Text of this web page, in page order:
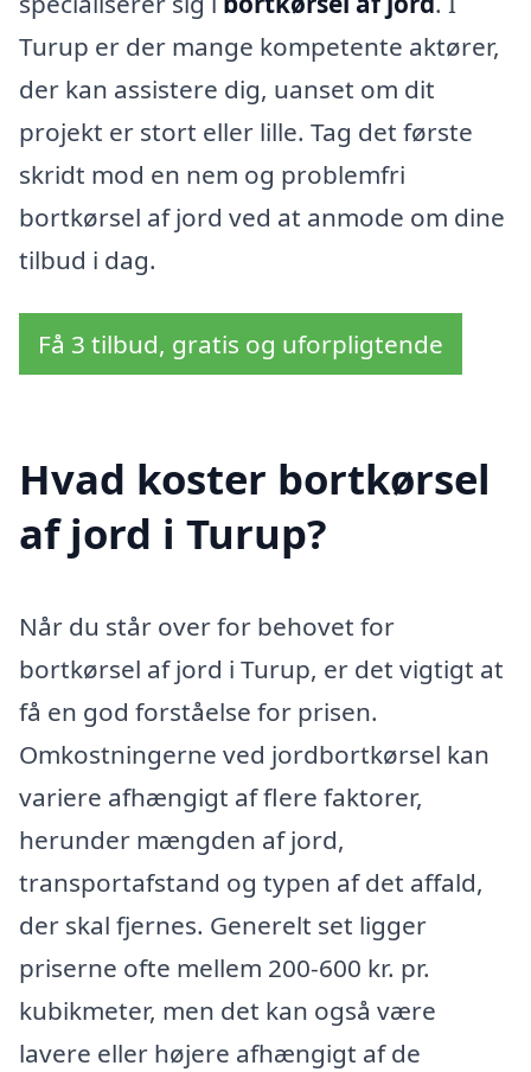
Turup er der mange kompetente aktører,
der kan assistere dig, uanset om dit
projekt er stort eller lille. Tag det første
skridt mod en nem og problemfri
bortkørsel af jord ved at anmode om dine
tilbud i dag.
Få 3 tilbud, gratis og uforpligtende
Hvad koster bortkørsel
af jord i Turup?
Når du står over for behovet for
bortkørsel af jord i Turup, er det vigtigt at
få en god forståelse for prisen.
Omkostningerne ved jordbortkørsel kan
variere afhængigt af flere faktorer,
herunder mængden af jord,
transportafstand og typen af det affald,
der skal fjernes. Generelt set ligger
priserne ofte mellem 200-600 kr. pr.
kubikmeter, men det kan også være
lavere eller højere afhængigt af de